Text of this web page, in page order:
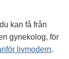
kan få från
gynekolog, för
livmodern.